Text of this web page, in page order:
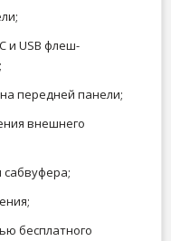
и USB флеш-
передней панели;
внешнего
сабвуфера;
бесплатного